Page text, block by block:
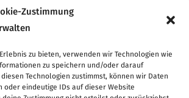
Zustimmung
zu bieten, verwenden wir Technologien wie
zu speichern und/oder darauf
Technologien zustimmst, können wir Daten
oder eindeutige IDs auf dieser Website
.ImpressumIDatenschutzIAGBICookie-Richtlinie
(EU)